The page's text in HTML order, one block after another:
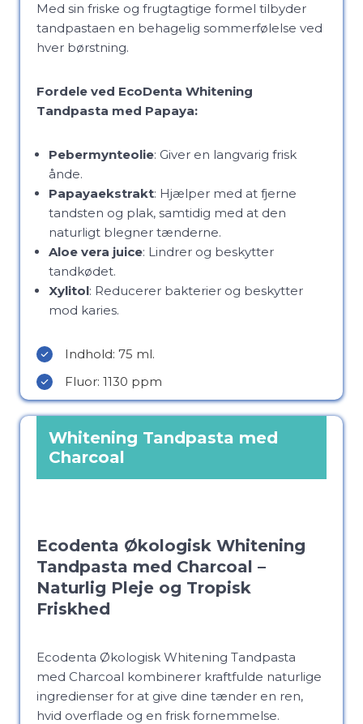
Med sin friske og frugtagtige formel tilbyder
tandpastaen en behagelig sommerfølelse ved
hver børstning.
Fordele ved EcoDenta Whitening
Tandpasta med Papaya:
Pebermynteolie: Giver en langvarig frisk
ånde.
Papayaekstrakt: Hjælper med at fjerne
tandsten og plak, samtidig med at den
naturligt blegner tænderne.
Aloe vera juice: Lindrer og beskytter
tandkødet.
Xylitol: Reducerer bakterier og beskytter
mod karies.
Indhold: 75 ml.
Fluor: 1130 ppm
Whitening Tandpasta med
Charcoal
Ecodenta Økologisk Whitening
Tandpasta med Charcoal –
Naturlig Pleje og Tropisk
Friskhed
Ecodenta Økologisk Whitening Tandpasta
med Charcoal kombinerer kraftfulde naturlige
ingredienser for at give dine tænder en ren,
hvid overflade og en frisk fornemmelse.